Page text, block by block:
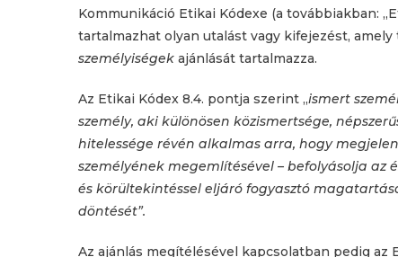
Kommunikáció Etikai Kódexe (a továbbiakban:
tartalmazhat olyan utalást vagy kifejezést,
személyiségek ajánlását tartalmazza.
Az Etikai Kódex 8.4. pontja szerint „ismert
személy, aki különösen közismertsége,
hitelessége révén alkalmas arra, hogy
személyének megemlítésével – befolyásolja
és körültekintéssel eljáró fogyasztó
döntését”.
Az ajánlás megítélésével kapcsolatban pedig